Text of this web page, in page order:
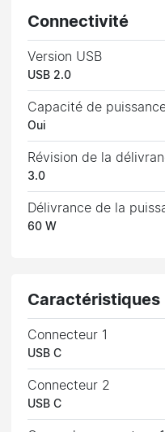
Connectivité
Version USB
USB 2.0
Capacité de
Oui
Révision de la
3.0
Délivrance de la
60 W
Caractéristiques
Connecteur 1
USB C
Connecteur 2
USB C